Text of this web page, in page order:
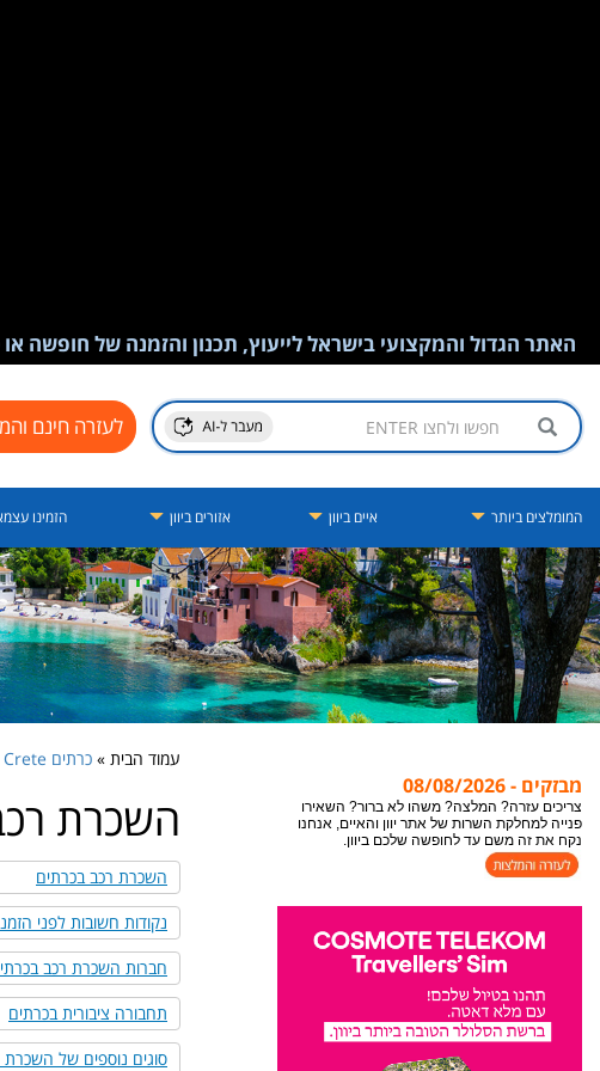
האתר הגדול והמקצועי בישראל לייעוץ, תכנון והזמנה של חופשה או
לעזרה חינם
המומלצים ביותר איים ביוון אזורים ביוון הזמינו
עמוד הבית » כרתים Crete
מבזקים - 08/08/2026
צריכים עזרה? המלצה? משהו לא ברור? השאירו
פנייה למחלקת השרות של אתר יוון והאיים, אנחנו
נקח את זה משם עד לחופשה שלכם ביוון.
השכרת
השכרת רכב בכרתים
נקודות חשובות לפני
חברות השכרת רכב
תחבורה ציבורית בכרתים
סוגים נוספים של השכרת